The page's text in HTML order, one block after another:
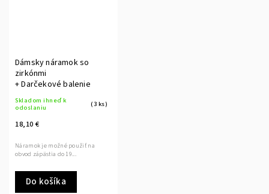
Dámsky náramok so
zirkónmi
+ Darčekové balenie
Skladom ihneď k
odoslaniu
(3 ks)
18,10 €
Do košíka
Náramok je možné použiť na
obvod zápästia do 19...